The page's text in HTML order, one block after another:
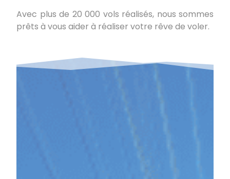
Avec plus de 20 000 vols réalisés, nous sommes
prêts à vous aider à réaliser votre rêve de voler.